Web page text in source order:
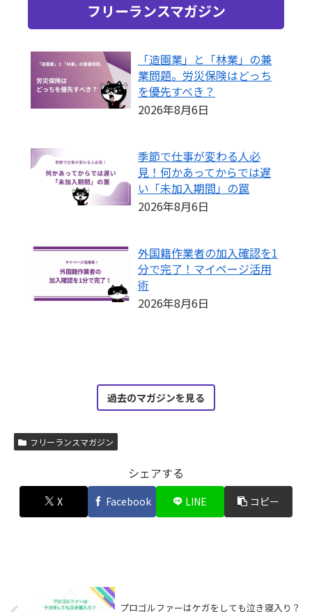
フリーランスマガジン
「造園業」と「林業」の兼
業問題。労災保険はどっち
を優先すべき？
2026年8月6日
季節で仕事が変わる人必
見！何かあってからでは遅
い「未加入期間」の罠
2026年8月6日
外国籍作業者の加入確認を1
分で完了！マイページ活用
術
2026年8月6日
過去のマガジンを見る
フリーランスマガジン
シェアする
X Facebook LINE コピー
プロゴルファーはケガをしても泣き寝入り？